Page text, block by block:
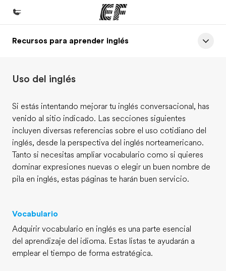
Inicio
Programas
Oficinas
Encontrá una oficina
Sobre nosotros
Quiénes somos
Uníte al equipo
Recursos para aprender inglés
Uso del inglés
Si estás intentando mejorar tu inglés conversacional, has
venido al sitio indicado. Las secciones siguientes
incluyen diversas referencias sobre el uso cotidiano del
inglés, desde la perspectiva del inglés norteamericano.
Tanto si necesitas ampliar vocabulario como si quieres
dominar expresiones nuevas o elegir un buen nombre de
pila en inglés, estas páginas te harán buen servicio.
Vocabulario
Adquirir vocabulario en inglés es una parte esencial
del aprendizaje del idioma. Estas listas te ayudarán a
emplear el tiempo de forma estratégica.